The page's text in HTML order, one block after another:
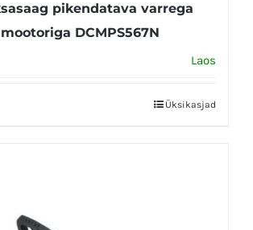
pikendatava varrega
DCMPS567N
Laos
Üksikasjad